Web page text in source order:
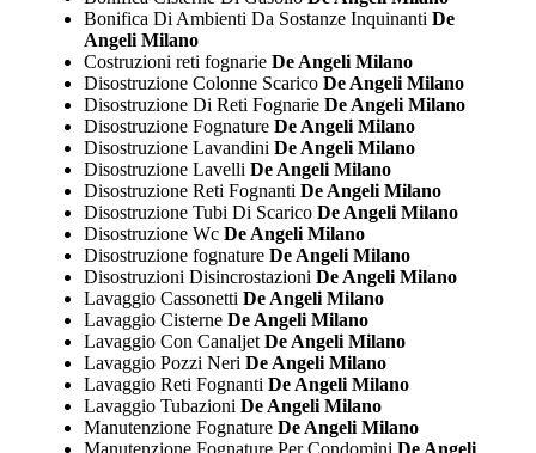
Bonifica Di Ambienti Da Sostanze Inquinanti De
Angeli Milano
Costruzioni reti fognarieDe Angeli Milano
Disostruzione Colonne ScaricoDe Angeli Milano
Disostruzione Di Reti FognarieDe Angeli Milano
Disostruzione FognatureDe Angeli Milano
Disostruzione Lavandini De Angeli Milano
Disostruzione Lavelli De Angeli Milano
Disostruzione Reti Fognanti De Angeli Milano
Disostruzione Tubi Di ScaricoDe Angeli Milano
Disostruzione WcDe Angeli Milano
Disostruzione fognatureDe Angeli Milano
Disostruzioni Disincrostazioni De Angeli Milano
Lavaggio Cassonetti De Angeli Milano
Lavaggio CisterneDe Angeli Milano
Lavaggio Con CanaljetDe Angeli Milano
Lavaggio Pozzi Neri De Angeli Milano
Lavaggio Reti Fognanti De Angeli Milano
Lavaggio Tubazioni De Angeli Milano
Manutenzione FognatureDe Angeli Milano